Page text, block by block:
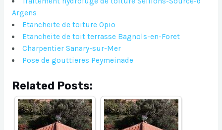
Argens
Etancheite de toiture Opio
Etancheite de toit terrasse Bagnols-en-Foret
Charpentier Sanary-sur-Mer
Pose de gouttieres Peymeinade
Related Posts: